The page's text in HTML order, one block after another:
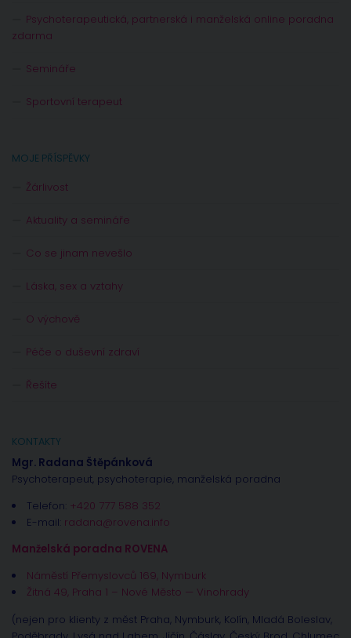
Psychoterapeutická, partnerská i manželská online poradna
zdarma
Semináře
Sportovní terapeut
MOJE PŘÍSPĚVKY
Žárlivost
Aktuality a semináře
Co se jinam nevešlo
Láska, sex a vztahy
O výchově
Péče o duševní zdraví
Řešíte
KONTAKTY
Mgr. Radana Štěpánková
Psychoterapeut, psychoterapie, manželská poradna
Telefon: +420 777 588 352
E-mail: radana@rovena.info
Manželská poradna ROVENA
Náměstí Přemyslovců 169, Nymburk
Žitná 49, Praha 1 – Nové Město — Vinohrady
(nejen pro klienty z měst Praha, Nymburk, Kolín, Mladá Boleslav,